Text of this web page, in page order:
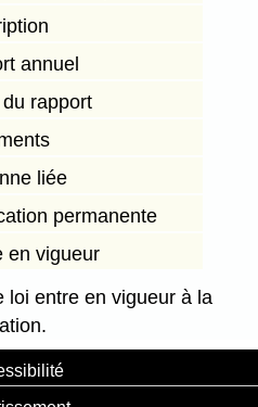
annuel
rapport
liée
permanente
en vigueur
loi entre en vigueur à la